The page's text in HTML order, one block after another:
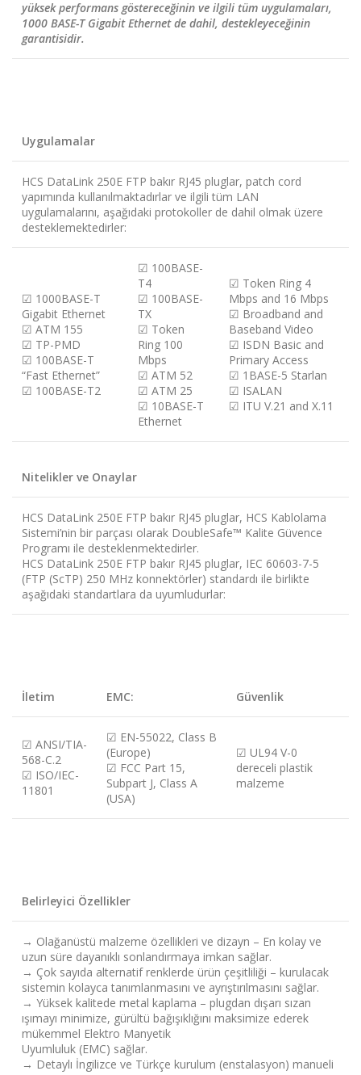
yüksek performans göstereceğinin ve ilgili tüm uygulamaları,
1000 BASE-T Gigabit Ethernet de dahil, destekleyeceğinin
garantisidir.
Uygulamalar
HCS DataLink 250E FTP bakır RJ45 pluglar, patch cord
yapımında kullanılmaktadırlar ve ilgili tüm LAN
uygulamalarını, aşağıdaki protokoller de dahil olmak üzere
desteklemektedirler:
☑ 1000BASE-T
Gigabit Ethernet
☑ ATM 155
☑ TP-PMD
☑ 100BASE-T
“Fast Ethernet”
☑ 100BASE-T2
☑ 100BASE-
T4
☑ 100BASE-
TX
☑ Token
Ring 100
Mbps
☑ ATM 52
☑ ATM 25
☑ 10BASE-T
Ethernet
☑ Token Ring 4
Mbps and 16 Mbps
☑ Broadband and
Baseband Video
☑ ISDN Basic and
Primary Access
☑ 1BASE-5 Starlan
☑ ISALAN
☑ ITU V.21 and X.11
Nitelikler ve Onaylar
HCS DataLink 250E FTP bakır RJ45 pluglar, HCS Kablolama
Sistemi’nin bir parçası olarak DoubleSafe™ Kalite Güvence
Programı ile desteklenmektedirler.
HCS DataLink 250E FTP bakır RJ45 pluglar, IEC 60603-7-5
(FTP (ScTP) 250 MHz konnektörler) standardı ile birlikte
aşağıdaki standartlara da uyumludurlar:
İletim EMC: Güvenlik
☑ ANSI/TIA-
568-C.2
☑ ISO/IEC-
11801
☑ EN-55022, Class B
(Europe)
☑ FCC Part 15,
Subpart J, Class A
(USA)
☑ UL94 V-0
dereceli plastik
malzeme
Belirleyici Özellikler
→ Olağanüstü malzeme özellikleri ve dizayn – En kolay ve
uzun süre dayanıklı sonlandırmaya imkan sağlar.
→ Çok sayıda alternatif renklerde ürün çeşitliliği – kurulacak
sistemin kolayca tanımlanmasını ve ayrıştırılmasını sağlar.
→ Yüksek kalitede metal kaplama – plugdan dışarı sızan
ışımayı minimize, gürültü bağışıklığını maksimize ederek
mükemmel Elektro Manyetik
Uyumluluk (EMC) sağlar.
→ Detaylı İngilizce ve Türkçe kurulum (enstalasyon) manueli